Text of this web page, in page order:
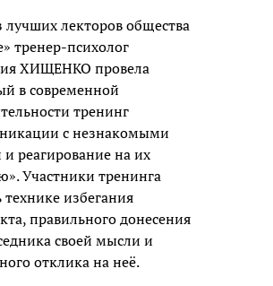
лекторов общества
тренер-психолог
ХИЩЕНКО провела
в современной
тренинг
с незнакомыми
реагирование на их
Участники тренинга
технике избегания
правильного донесения
своей мысли и
отклика на неё.